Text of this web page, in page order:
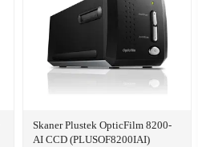
Skaner Plustek OpticFilm 8200-
AI CCD (PLUSOF8200IAI)